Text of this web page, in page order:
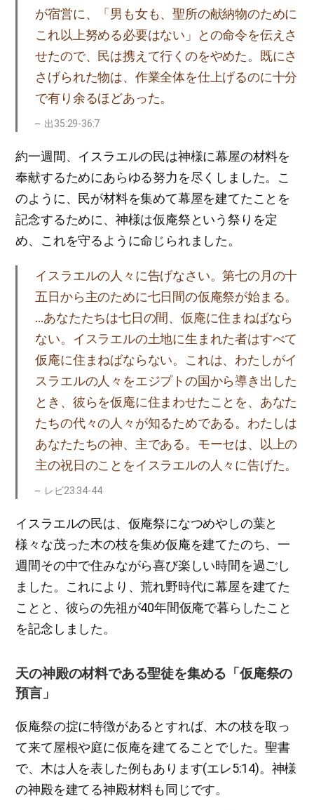
が宿営に、「男も女も、聖所の献納物のために
これ以上努める必要はない」との命令を伝えさ
せたので、民は携えて行くのをやめた。既にさ
さげられた物は、作業全体を仕上げるのに十分
で有り余るほどあった。
出35:29-36:7
約一週間、イスラエルの民は神様に幕屋の材料を
奉献するためにあらゆる努力を尽くしました。こ
のように、民が材料を集めて幕屋を建てたことを
記念するために、神様は仮庵祭という祭りを定
め、これを守るように命じられました。
イスラエルの人々に告げなさい。第七の月の十
五日から主のために七日間の仮庵祭が始まる。
…あなたたちは七日の間、仮庵に住まねばなら
ない。イスラエルの土地に生まれた者はすべて
仮庵に住まねばならない。これは、わたしがイ
スラエルの人々をエジプトの国から導き出した
とき、彼らを仮庵に住まわせたことを、あなた
たちの代々の人々が知るためである。わたしは
あなたたちの神、主である。モーセは、以上の
主の祝日のことをイスラエルの人々に告げた。
レビ23:34-44
イスラエルの民は、仮庵祭になつめやしの葉と
様々な茂った木の枝を集め仮庵を建てたのち、一
週間その中で住みながら喜び楽しい時間を過ごし
ました。これにより、荒れ野時代に幕屋を建てた
ことと、彼らの先祖が40年間仮庵で暮らしたこと
を記念しました。
天の神殿の材料である聖徒を集める「仮庵祭の
預言」
仮庵祭の掟に特徴があるとすれば、木の枝を取っ
て来て屋根や庭に仮庵を建てることでした。聖書
で、木は人を表した例もあります(エレ5:14)。神様
の神殿を建てる神殿材料も同じです。